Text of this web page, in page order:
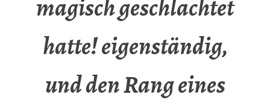
magisch geschlachtet
hatte! eigenständig,
und den Rang eines